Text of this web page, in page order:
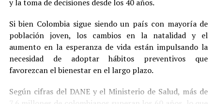
Facebook
Mastodon
EmailCompartir
RELATED TOPICS: SUPERIOR
UP NEXT
‘CASTOR’, el nuevo mejor amigo de los niños
DON'T MISS
LOS ÁCAROS. Micro Enemigos que hacen Gran
y la toma de decisiones desde los 40 años.
Si bien Colombia sigue siendo un país con mayoría de
población joven, los cambios en la natalidad y el
aumento en la esperanza de vida están impulsando la
necesidad de adoptar hábitos preventivos que
favorezcan el bienestar en el largo plazo.
Según cifras del DANE y el Ministerio de Salud, más de